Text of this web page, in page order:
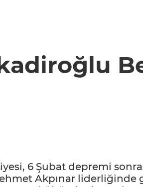
6 Şubat depremi
Akpınar liderliğinde